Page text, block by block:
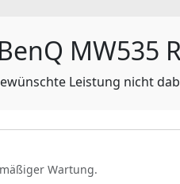
BenQ MW535
Leistung nicht
Wartung.